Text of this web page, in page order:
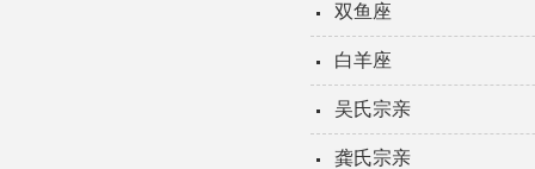
双鱼座
白羊座
吴氏宗亲
龚氏宗亲